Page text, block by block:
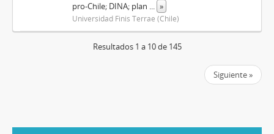
pro-Chile; DINA; plan ... »
Universidad Finis Terrae (Chile)
Resultados 1 a 10 de 145
Siguiente »